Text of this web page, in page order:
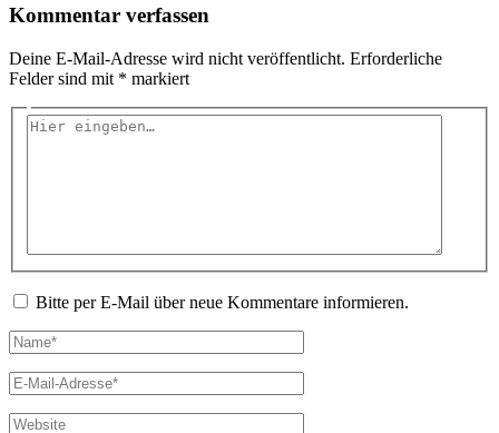
Kommentar verfassen
Deine E-Mail-Adresse wird nicht veröffentlicht. Erforderliche
Felder sind mit * markiert
Hier
Bitte per E-Mail über neue Kommentare informieren.
Name*
E-
Mail-
Adresse*
Website